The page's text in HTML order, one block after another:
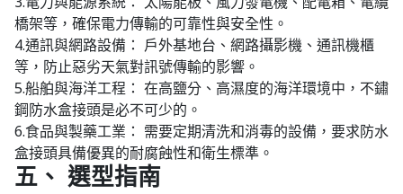
橋架等，確保電力傳輸的可靠性與安全性。
4.通訊與網路設備： 戶外基地台、網路攝影機、通訊機櫃
等，防止惡劣天氣對訊號傳輸的影響。
5.船舶與海洋工程： 在高鹽分、高濕度的海洋環境中，不鏽
鋼防水盒接頭是必不可少的。
6.食品與製藥工業： 需要定期清洗和消毒的設備，要求防水
盒接頭具備優異的耐腐蝕性和衛生標準。
五、 選型指南